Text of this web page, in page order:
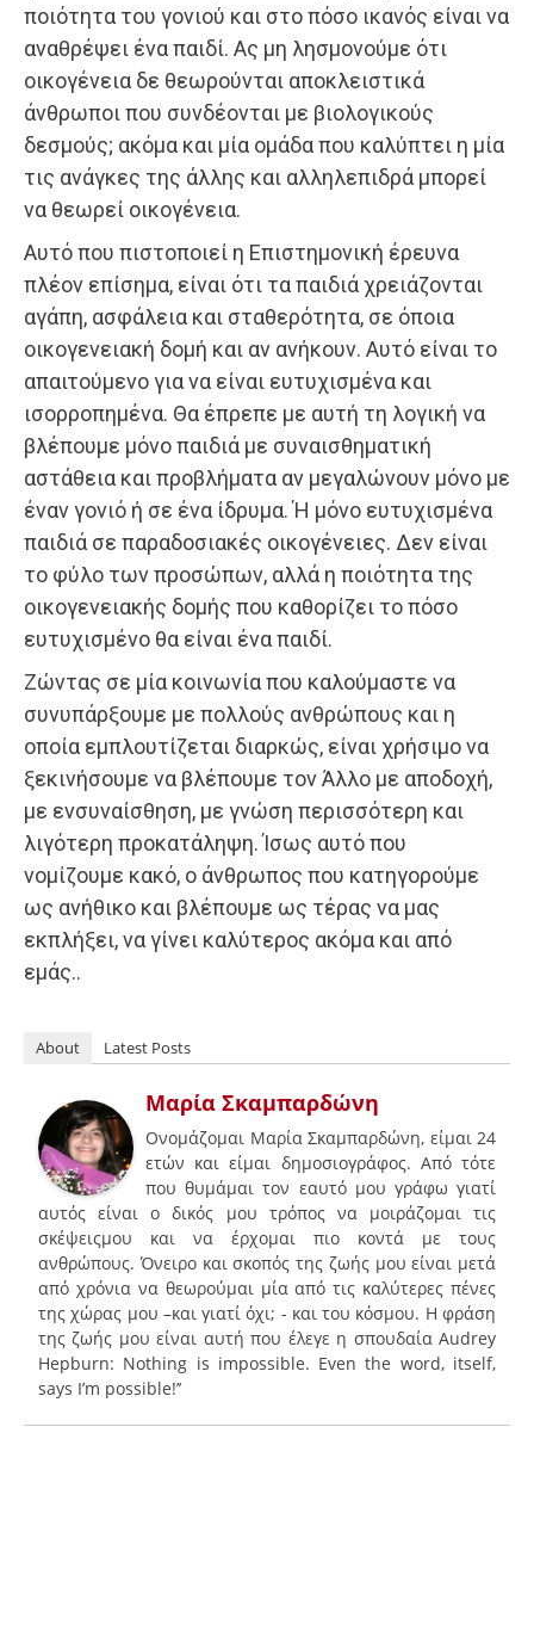
ποιότητα του γονιού και στο πόσο ικανός είναι να
αναθρέψει ένα παιδί. Ας μη λησμονούμε ότι
οικογένεια δε θεωρούνται αποκλειστικά
άνθρωποι που συνδέονται με βιολογικούς
δεσμούς; ακόμα και μία ομάδα που καλύπτει η μία
τις ανάγκες της άλλης και αλληλεπιδρά μπορεί
να θεωρεί οικογένεια.
Αυτό που πιστοποιεί η Επιστημονική έρευνα
πλέον επίσημα, είναι ότι τα παιδιά χρειάζονται
αγάπη, ασφάλεια και σταθερότητα, σε όποια
οικογενειακή δομή και αν ανήκουν. Αυτό είναι το
απαιτούμενο για να είναι ευτυχισμένα και
ισορροπημένα. Θα έπρεπε με αυτή τη λογική να
βλέπουμε μόνο παιδιά με συναισθηματική
αστάθεια και προβλήματα αν μεγαλώνουν μόνο με
έναν γονιό ή σε ένα ίδρυμα. Ή μόνο ευτυχισμένα
παιδιά σε παραδοσιακές οικογένειες. Δεν είναι
το φύλο των προσώπων, αλλά η ποιότητα της
οικογενειακής δομής που καθορίζει το πόσο
ευτυχισμένο θα είναι ένα παιδί.
Ζώντας σε μία κοινωνία που καλούμαστε να
συνυπάρξουμε με πολλούς ανθρώπους και η
οποία εμπλουτίζεται διαρκώς, είναι χρήσιμο να
ξεκινήσουμε να βλέπουμε τον Άλλο με αποδοχή,
με ενσυναίσθηση, με γνώση περισσότερη και
λιγότερη προκατάληψη. Ίσως αυτό που
νομίζουμε κακό, ο άνθρωπος που κατηγορούμε
ως ανήθικο και βλέπουμε ως τέρας να μας
εκπλήξει, να γίνει καλύτερος ακόμα και από
εμάς..
About Latest Posts
Μαρία Σκαμπαρδώνη
Ονομάζομαι Μαρία Σκαμπαρδώνη, είμαι 24
ετών και είμαι δημοσιογράφος. Από τότε
που θυμάμαι τον εαυτό μου γράφω γιατί
αυτός είναι ο δικός μου τρόπος να μοιράζομαι τις
σκέψειςμου και να έρχομαι πιο κοντά με τους
ανθρώπους. Όνειρο και σκοπός της ζωής μου είναι μετά
από χρόνια να θεωρούμαι μία από τις καλύτερες πένες
της χώρας μου –και γιατί όχι; - και του κόσμου. Η φράση
της ζωής μου είναι αυτή που έλεγε η σπουδαία Audrey
Hepburn: Nothing is impossible. Even the word, itself,
says I’m possible!’’